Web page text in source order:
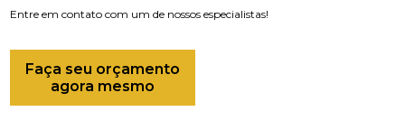
Entre em contato com um de nossos especialistas!
Faça seu orçamento
agora mesmo